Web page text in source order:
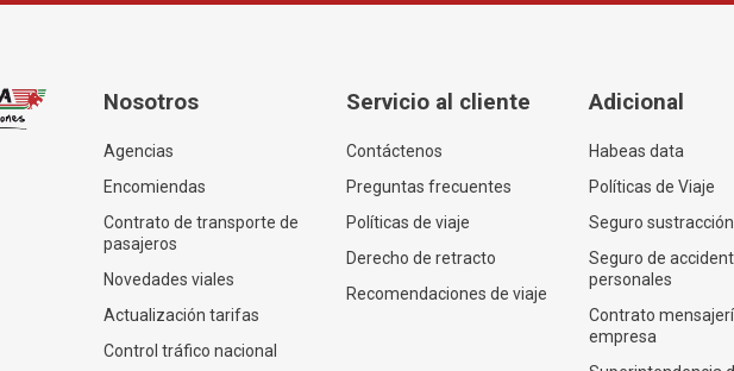
Nosotros
Agencias
Encomiendas
Contrato de transporte de
pasajeros
Novedades viales
Actualización tarifas
Control tráfico nacional
Servicio al cliente
Contáctenos
Preguntas frecuentes
Políticas de viaje
Derecho de retracto
Recomendaciones de viaje
Adicional
Habeas data
Políticas de Viaje
Seguro sustracción
Seguro de
personales
Contrato
empresa